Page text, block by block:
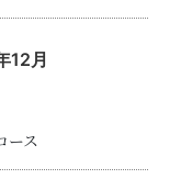
12月
ース